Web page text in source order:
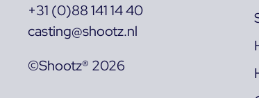
+31 (0)88 141 14 40
casting@shootz.nl
©Shootz® 2026